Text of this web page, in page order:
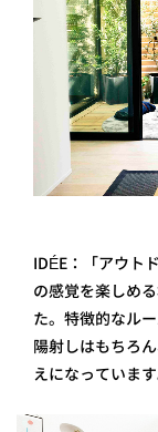
IDÉE：「アウト
の感覚を楽しめ
た。特徴的なル
陽射しはもちろ
えになっています